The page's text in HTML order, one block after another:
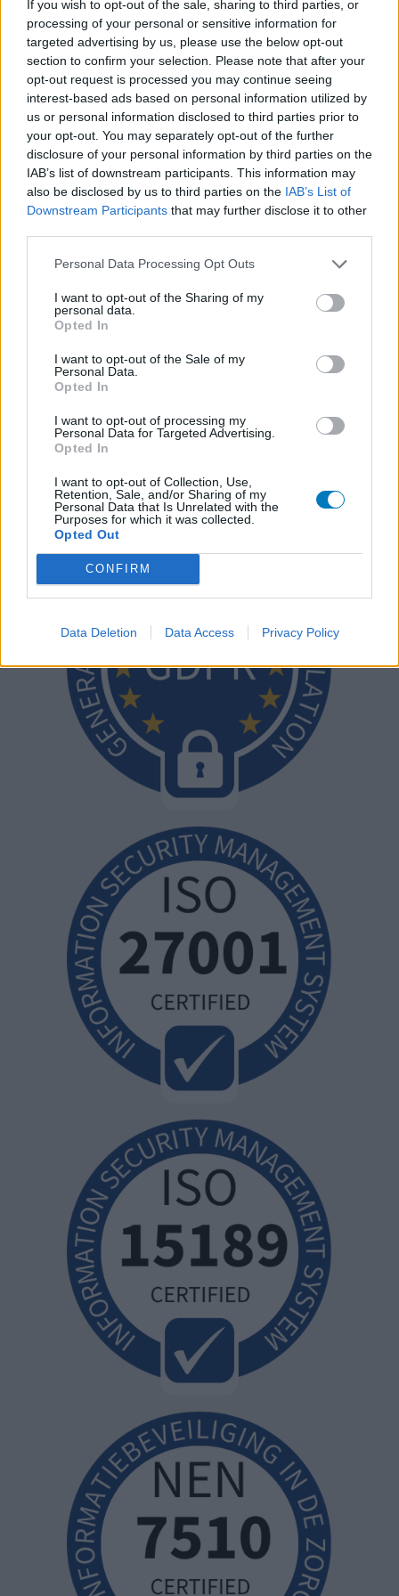
If you wish to opt-out of the sale, sharing to third parties, or
processing of your personal or sensitive information for
targeted advertising by us, please use the below opt-out
section to confirm your selection. Please note that after your
opt-out request is processed you may continue seeing
interest-based ads based on personal information utilized by
us or personal information disclosed to third parties prior to
your opt-out. You may separately opt-out of the further
disclosure of your personal information by third parties on the
IAB’s list of downstream participants. This information may
also be disclosed by us to third parties on the IAB’s List of
Downstream Participants that may further disclose it to other
Personal Data Processing Opt Outs
I want to opt-out of the Sharing of my
personal data.
Opted In
I want to opt-out of the Sale of my
Personal Data.
Opted In
I want to opt-out of processing my
Personal Data for Targeted Advertising.
Opted In
I want to opt-out of Collection, Use,
Retention, Sale, and/or Sharing of my
Personal Data that Is Unrelated with the
Purposes for which it was collected.
Opted Out
CONFIRM
Data Deletion Data Access Privacy Policy
Roaccutane (245)
Acné
Keppra (245)
Epilepsie
Doxycycline (243)
Antibiotiques - tetracyclines
Laroxyl (239)
Dépression - antidépresseurs TCA
Risperdal (230)
Psychose / schizophrénie - antipsychotique
Les évaluations de cette page sont écrites par les utilisateurs
eux-mêmes ; ces avis sont d’abord lus, et éventuellement
adaptés afin de répondre à nos standards en ce qui concerne
l’évaluation d’un médicament, avant d’être approuvés. Pour
des connaissances médicales. De cette façon, les évaluations
reflètent seulement une image fidèle des expériences propres
N’oubliez-pas que les expériences peuvent varier selon les
individus et que pour tout avis médical, il faut toujours prendre